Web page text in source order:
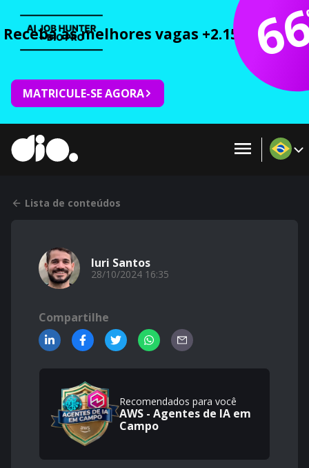
Receba as melhores vagas +2.150 cursos
MATRICULE-SE AGORA
Lista de conteúdos
Iuri Santos
28/10/2024 16:35
Compartilhe
Recomendados para você
AWS - Agentes de IA em
Campo